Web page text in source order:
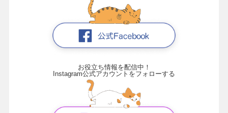
お役立ち情報を配信中！
Instagram公式アカウントをフォローする